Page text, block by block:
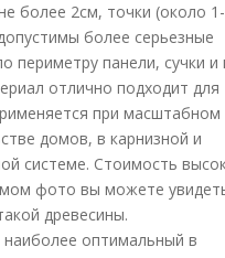
более 2см, точки (около
более серьезные
периметру панели, сучки и
отлично подходит для
при масштабном
домов, в карнизной и
системе. Стоимость
фото вы можете
древесины.
оптимальный в